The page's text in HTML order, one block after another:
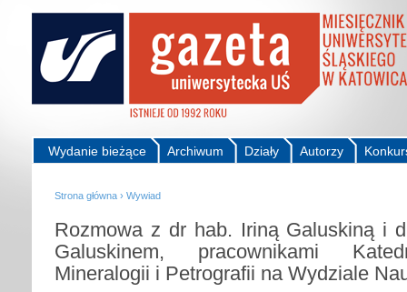
Autorzy
Działy
Archiwum
Wydanie bieżące
Strona główna › Wywiad
Rozmowa z dr hab. Iriną Galuskiną i
Galuskinem, pracownikami
Mineralogii i Petrografii na Wydziale